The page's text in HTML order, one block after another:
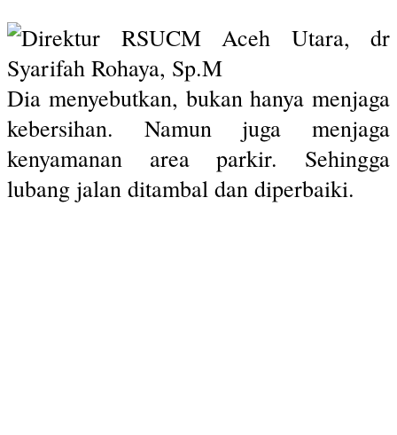
Dia menyebutkan, bukan hanya menjaga
kebersihan. Namun juga menjaga
kenyamanan area parkir. Sehingga
lubang jalan ditambal dan diperbaiki.